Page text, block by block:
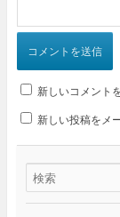
新しいコメント
新しい投稿をメ